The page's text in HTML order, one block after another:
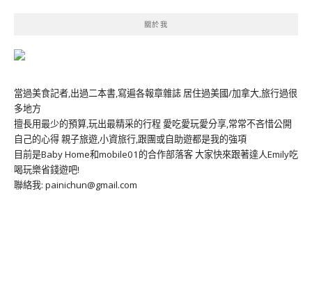
關於我
當過美食記者,出過二本書,寫遍各報章雜誌 居住過美國/加拿大,旅行過很
多地方
擅長用最少的預算,玩出最精采的行程 愛吃愛玩愛分享,常常不吝惜公開
自己的心得 親子旅遊,小資旅行,跟團或自助遊都是我的強項
目前是Baby Home和mobile01的合作部落客 大家快來跟著達人Emily吃
喝玩樂省錢遊吧!
聯絡我: painichun@gmail.com